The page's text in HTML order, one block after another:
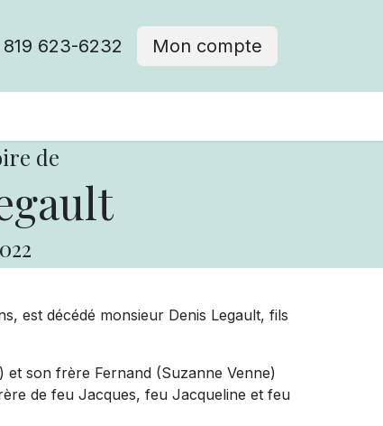
819 623-6232 Mon compte
de
est décédé monsieur Denis Legault, fils
et son frère Fernand (Suzanne Venne)
de feu Jacques, feu Jacqueline et feu